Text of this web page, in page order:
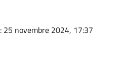
: 25 novembre 2024, 17:37